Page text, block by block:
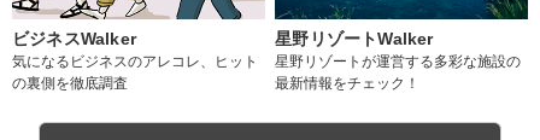
ビジネスWalker
気になるビジネスのアレコレ、ヒット
の裏側を徹底調査
星野リゾートWalker
星野リゾートが運営する多彩な施設の
最新情報をチェック！